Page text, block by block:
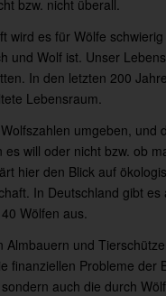
bzw. nicht überall.
wird es für Wölfe
und Wolf ist. Unser
In den letzten 200
Lebensraum.
umgeben, und
will oder nicht bzw. ob
hier den Blick auf
In Deutschland gibt
Wölfen aus.
und
finanziellen Probleme
auch die durch